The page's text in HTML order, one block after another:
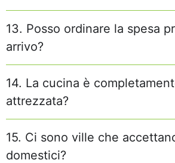
13. Posso ordinare la spesa
arrivo?
14. La cucina è
attrezzata?
15. Ci sono ville che
domestici?